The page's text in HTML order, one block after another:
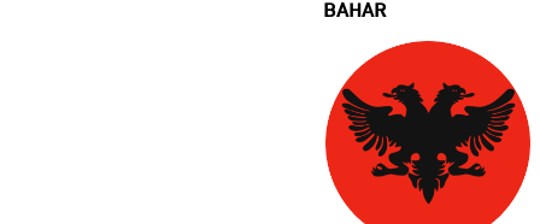
BAHAR